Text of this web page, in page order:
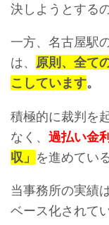
決しようとする
一方、名古屋駅
は、 原則、全て
こしています。
積極的に裁判を
なく、 過払い金
収」 を進めてい
当事務所の実績
ベース化されて